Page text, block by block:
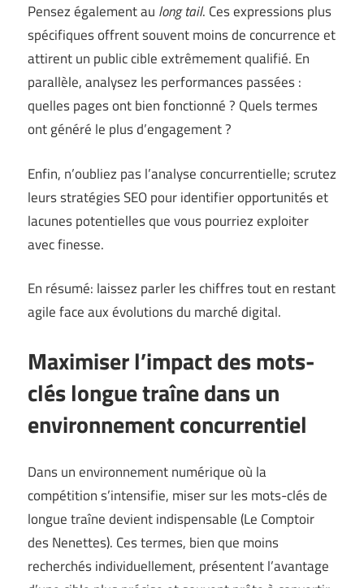
Pensez également au long tail. Ces expressions plus
spécifiques offrent souvent moins de concurrence et
attirent un public cible extrêmement qualifié. En
parallèle, analysez les performances passées :
quelles pages ont bien fonctionné ? Quels termes
ont généré le plus d’engagement ?
Enfin, n’oubliez pas l’analyse concurrentielle; scrutez
leurs stratégies SEO pour identifier opportunités et
lacunes potentielles que vous pourriez exploiter
avec finesse.
En résumé: laissez parler les chiffres tout en restant
agile face aux évolutions du marché digital.
Maximiser l’impact des mots-
clés longue traîne dans un
environnement concurrentiel
Dans un environnement numérique où la
compétition s’intensifie, miser sur les mots-clés de
longue traîne devient indispensable (Le Comptoir
des Nenettes). Ces termes, bien que moins
recherchés individuellement, présentent l’avantage